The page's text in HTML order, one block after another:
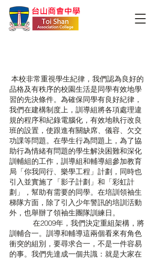
本校非常重視學生紀律，我們認為良好的
品格及有秩序的校園生活是同學有效地學
習的先決條件。為確保同學有良好紀律，
我們在建構制度上，訓導組將各項處理違
規的程序和紀錄電腦化，有效地執行改良
班的設置，使跟進有關缺席、儀容、欠交
功課等問題。在學生行為問題上，為了協
助行為情緒有問題的學生解決困難和深化
訓輔組的工作，訓導組和輔導組參加教育
局「你我同行、樂學工程」計劃，同時也
引入並實施了「影子計劃」和「彩虹計
劃」，幫助有需要的同學。在培訓領袖生
梯隊方面，除了引入少年警訊的培訓活動
外，也舉辦了領袖生團隊訓練日。
在2009年，我們決定重組架構，將
訓輔合一。訓導和輔導這兩個看來有角色
衝突的組別，要尋求合一，不是一件容易
的事。我們先達成一個共識：就是大家在